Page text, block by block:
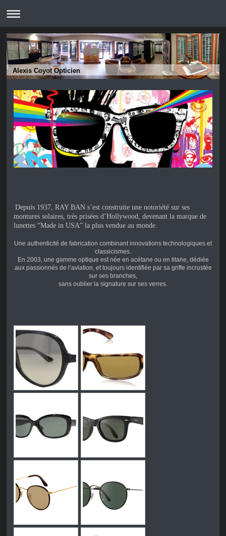
Alexis Coyot Opticien
Depuis 1937, RAY BAN s’est construite une notoriété sur ses
montures solaires, très prisées d’Hollywood, devenant la marque de
lunettes “Made in USA” la plus vendue au monde.
Une authenticité de fabrication combinant innovations technologiques et
classicismes.
En 2003, une gamme optique est née en acétane ou en titane, dédiée
aux passionnés de l’aviation, et toujours identifiée par sa griffe incrustée
sur ses branches,
sans oublier la signature sur ses verres.